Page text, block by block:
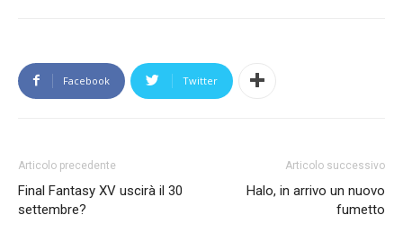
Facebook Twitter
Articolo precedente
Final Fantasy XV uscirà il 30
settembre?
Articolo successivo
Halo, in arrivo un nuovo
fumetto